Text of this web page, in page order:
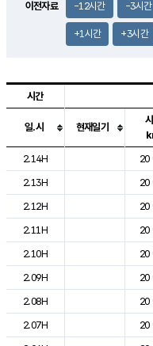
이전자료 -12시간 -3시간
+1시간 +3시간
도시별 기상실황표로 지점,
시간
일.시 현재일기
2.14H
20
2.13H
20
2.12H
20
2.11H
20
2.10H
20
2.09H
20
2.08H
20
2.07H
20